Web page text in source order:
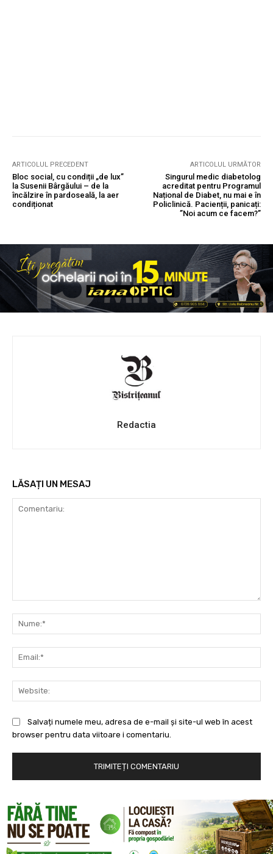
ARTICOLUL PRECEDENT
Bloc social, cu condiții „de lux”
la Susenii Bârgăului – de la
încălzire în pardoseală, la aer
condiționat
ARTICOLUL URMĂTOR
Singurul medic diabetolog
acreditat pentru Programul
Național de Diabet, nu mai e în
Policlinică. Pacienții, panicați:
”Noi acum ce facem?”
Redactia
LĂSAȚI UN MESAJ
Salvați numele meu, adresa de e-mail și site-ul web în acest
browser pentru data viitoare i comentariu.